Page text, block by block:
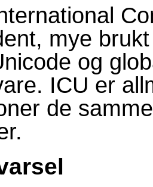
mye
og
ICU er
de